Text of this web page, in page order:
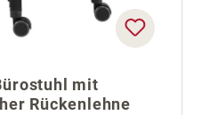
mit
Rückenlehne